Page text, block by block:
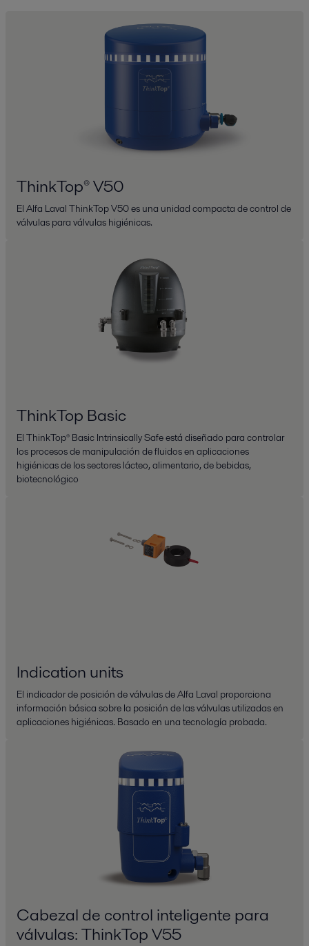
ThinkTop® V50
El Alfa Laval ThinkTop V50 es una unidad compacta de control de
válvulas para válvulas higiénicas.
ThinkTop Basic
El ThinkTop® Basic Intrinsically Safe está diseñado para controlar
los procesos de manipulación de fluidos en aplicaciones
higiénicas de los sectores lácteo, alimentario, de bebidas,
biotecnológico
Indication units
El indicador de posición de válvulas de Alfa Laval proporciona
información básica sobre la posición de las válvulas utilizadas en
aplicaciones higiénicas. Basado en una tecnología probada.
Cabezal de control inteligente para
válvulas: ThinkTop V55